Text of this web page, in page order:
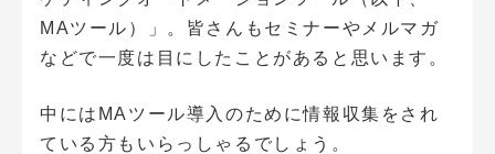
MAツール）」。皆さんもセミナーやメルマガ
などで一度は目にしたことがあると思います。
中にはMAツール導入のために情報収集をされ
ている方もいらっしゃるでしょう。